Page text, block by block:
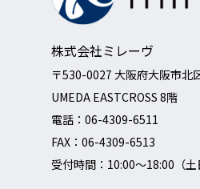
株式会社ミレーヴ
〒530-0027 大阪府大阪市北
UMEDA EASTCROSS 8階
電話： 06-4309-6511
FAX：06-4309-6513
受付時間：10:00～18:00（土